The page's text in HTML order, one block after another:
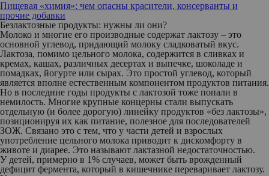
Пищевая «химия»: чем опасны красители, консерванты и
прочие добавки
Безлактозные продукты: нужны ли они?
Молоко и многие его производные содержат лактозу – это
основной углевод, придающий молоку сладковатый вкус.
Лактоза, помимо цельного молока, содержится в сливках и
кремах, кашах, различных десертах и выпечке, шоколаде и
помадках, йогурте или сырах. Это простой углевод, который
является вполне естественным компонентом продуктов питания.
Но в последние годы продукты с лактозой тоже попали в
немилость. Многие крупные концерны стали выпускать
отдельную (и более дорогую) линейку продуктов «без лактозы»,
позиционируя их как питание, полезное для последователей
ЗОЖ. Связано это с тем, что у части детей и взрослых
употребление цельного молока приводит к дискомфорту в
животе и диарее. Это называют лактазной недостаточностью.
У детей, примерно в 1% случаев, может быть врожденный
дефицит фермента, который в кишечнике переваривает лактозу.